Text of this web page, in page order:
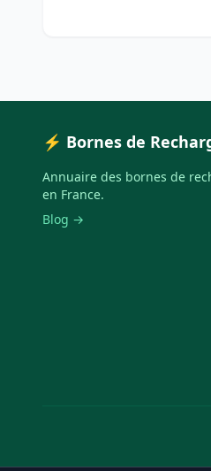
⚡ Bornes de
Annuaire des bornes de
en France.
Blog →